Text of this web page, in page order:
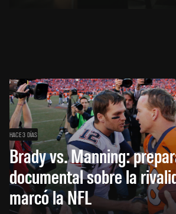
HACE 3 DÍAS
Brady vs. Manning:
documental sobre la
marcó la NFL